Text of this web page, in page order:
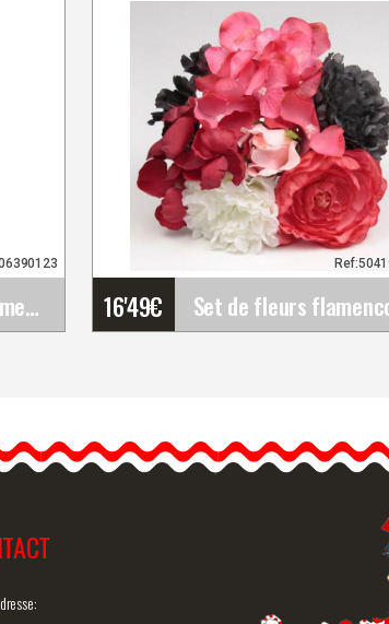
Boucles d'oreilles flamenco faites à la main 16'49€
Il est important de se
montrer sous son
Vue